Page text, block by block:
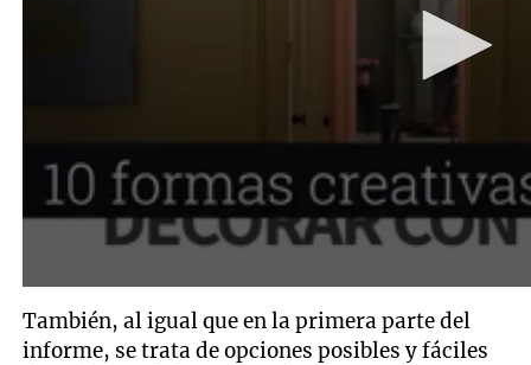
También, al igual que en la primera parte del
informe, se trata de opciones posibles y fáciles